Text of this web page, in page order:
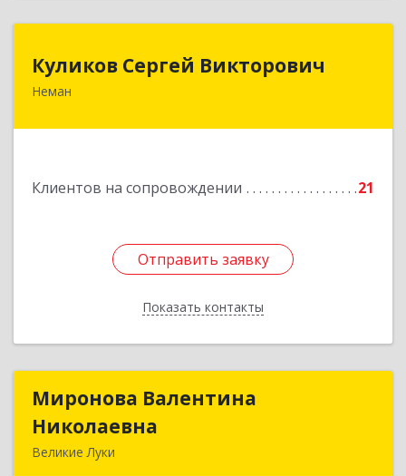
Куликов Сергей Викторович
Неман
Клиентов на сопровождении 21
Отправить заявку
Показать контакты
Куликов Сергей Викторович
Отправить заявку
Назад
Миронова Валентина
Николаевна
Великие Луки
Миронова Валентина